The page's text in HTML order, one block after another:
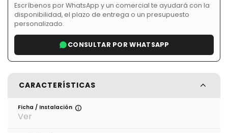
Escríbenos por WhatsApp y un comercial te ayudará con la
disponibilidad, el plazo de entrega o un presupuesto
personalizado.
CONSULTAR POR WHATSAPP
CARACTERÍSTICAS
Ficha / Instalación
Ver